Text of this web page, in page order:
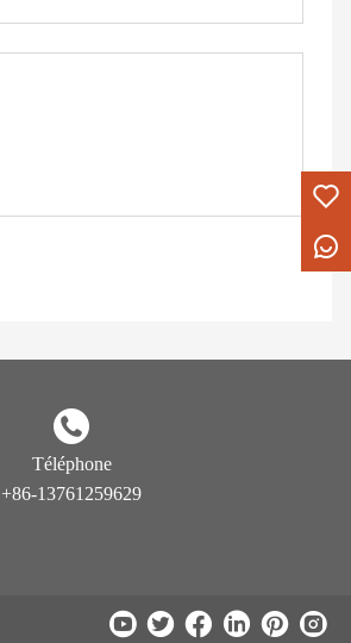
Téléphone
+86-13761259629